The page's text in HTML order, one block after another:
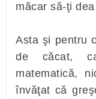
măcar să-ţi
Asta şi pentru
de căcat,
matematică,
învăţat că